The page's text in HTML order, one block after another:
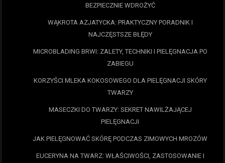
BEZPIECZNIE WDROŻYĆ
WĄKROTA AZJATYCKA: PRAKTYCZNY PORADNIK I
NAJCZĘSTSZE BŁĘDY
MICROBLADING BRWI: ZALETY, TECHNIKI I PIELĘGNACJA PO
ZABIEGU
KORZYŚCI MLEKA KOKOSOWEGO DLA PIELĘGNACJI SKÓRY
TWARZY
MASECZKI DO TWARZY: SEKRET NAWILŻAJĄCEJ
PIELĘGNACJI
JAK PIELĘGNOWAĆ SKÓRĘ PODCZAS ZIMOWYCH MROZÓW
EUCERYNA NA TWARZ: WŁAŚCIWOŚCI, ZASTOSOWANIE I